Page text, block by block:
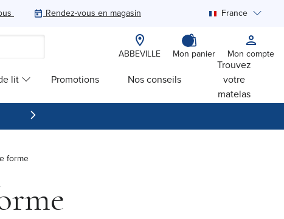
Rendez-vous en magasin France
ABBEVILLE Mon panier Mon compte
lit Promotions Nos conseils
Trouvez
votre
matelas
forme